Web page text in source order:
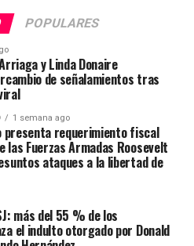
POPULARES
y Linda Donaire
de señalamientos tras
1 semana ago
presenta requerimiento fiscal
las Fuerzas Armadas Roosevelt
ataques a la libertad de
más del 55 % de los
el indulto otorgado por Donald